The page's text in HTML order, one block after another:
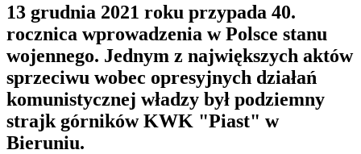
13 grudnia 2021 roku przypada 40.
rocznica wprowadzenia w Polsce stanu
wojennego. Jednym z największych aktów
sprzeciwu wobec opresyjnych działań
komunistycznej władzy był podziemny
strajk górników KWK "Piast" w
Bieruniu.